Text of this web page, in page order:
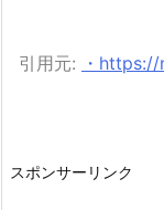
引用元:
・
スポンサーリンク